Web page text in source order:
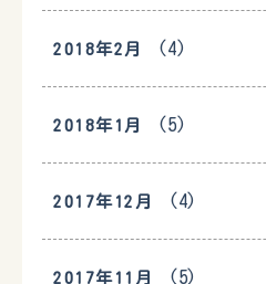
2018年2月 (4)
2018年1月 (5)
2017年12月 (4)
2017年11月 (5)